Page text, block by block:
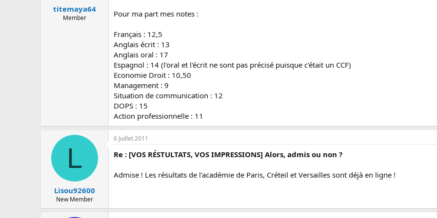
titemaya64
Member Pour ma part mes notes :
Français : 12,5
Anglais écrit : 13
Anglais oral : 17
Espagnol : 14 (l'oral et l'écrit ne sont pas précisé puisque c'était un CCF)
Economie Droit : 10,50
Management : 9
Situation de communication : 12
DOPS : 15
Action professionnelle : 11
L
Lisou92600
New Member
6 Juillet 2011
Re : [VOS RÉSTULTATS, VOS IMPRESSIONS] Alors, admis ou non ?
Admise ! Les résultats de l'académie de Paris, Créteil et Versailles sont déjà en ligne !